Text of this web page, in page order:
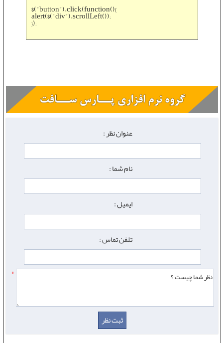
$("button").click(function(){
alert($("div").scrollLeft());
});
عنوان نظر :
نام شما :
ایمیل :
تلفن تماس :
*